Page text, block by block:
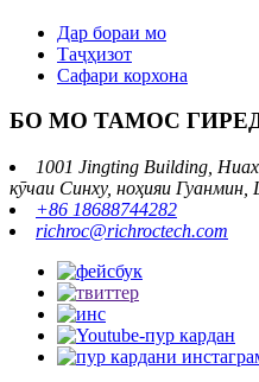
Дар бораи мо
Таҷҳизот
Сафари корхона
БО МО ТАМОС
1001 Jingting Building,
кӯчаи Синху, ноҳияи
+86 18688744282
richroc@richroctech.com